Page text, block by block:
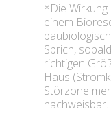
*Die
einem
Sprich,
richtigen
Haus
Störzone
nachweisbar.